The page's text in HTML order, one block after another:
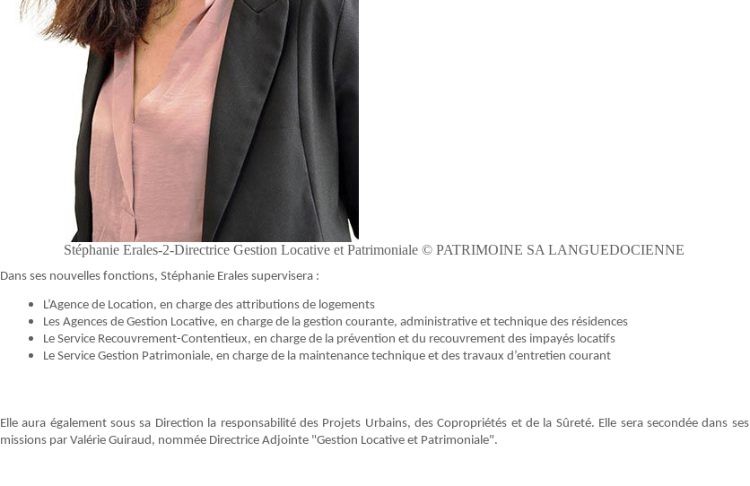
Stéphanie Erales-2-Directrice Gestion Locative et Patrimoniale © PATRIMOINE SA LANGUEDOCIENNE
Dans ses nouvelles fonctions, Stéphanie Erales supervisera :
L’Agence de Location, en charge des attributions de logements
Les Agences de Gestion Locative, en charge de la gestion courante, administrative et technique des résidences
Le Service Recouvrement-Contentieux, en charge de la prévention et du recouvrement des impayés locatifs
Le Service Gestion Patrimoniale, en charge de la maintenance technique et des travaux d’entretien courant
Elle aura également sous sa Direction la responsabilité des Projets Urbains, des Copropriétés et de la Sûreté. Elle sera secondée dans ses
missions par Valérie Guiraud, nommée Directrice Adjointe "Gestion Locative et Patrimoniale".